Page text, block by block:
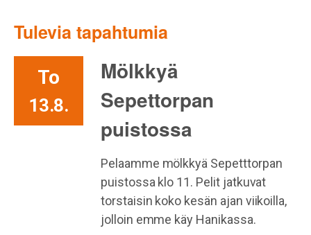
Tulevia tapahtumia
To
13.8.
Mölkkyä
Sepettorpan
puistossa
Pelaamme mölkkyä Sepetttorpan
puistossa klo 11. Pelit jatkuvat
torstaisin koko kesän ajan viikoilla,
jolloin emme käy Hanikassa.